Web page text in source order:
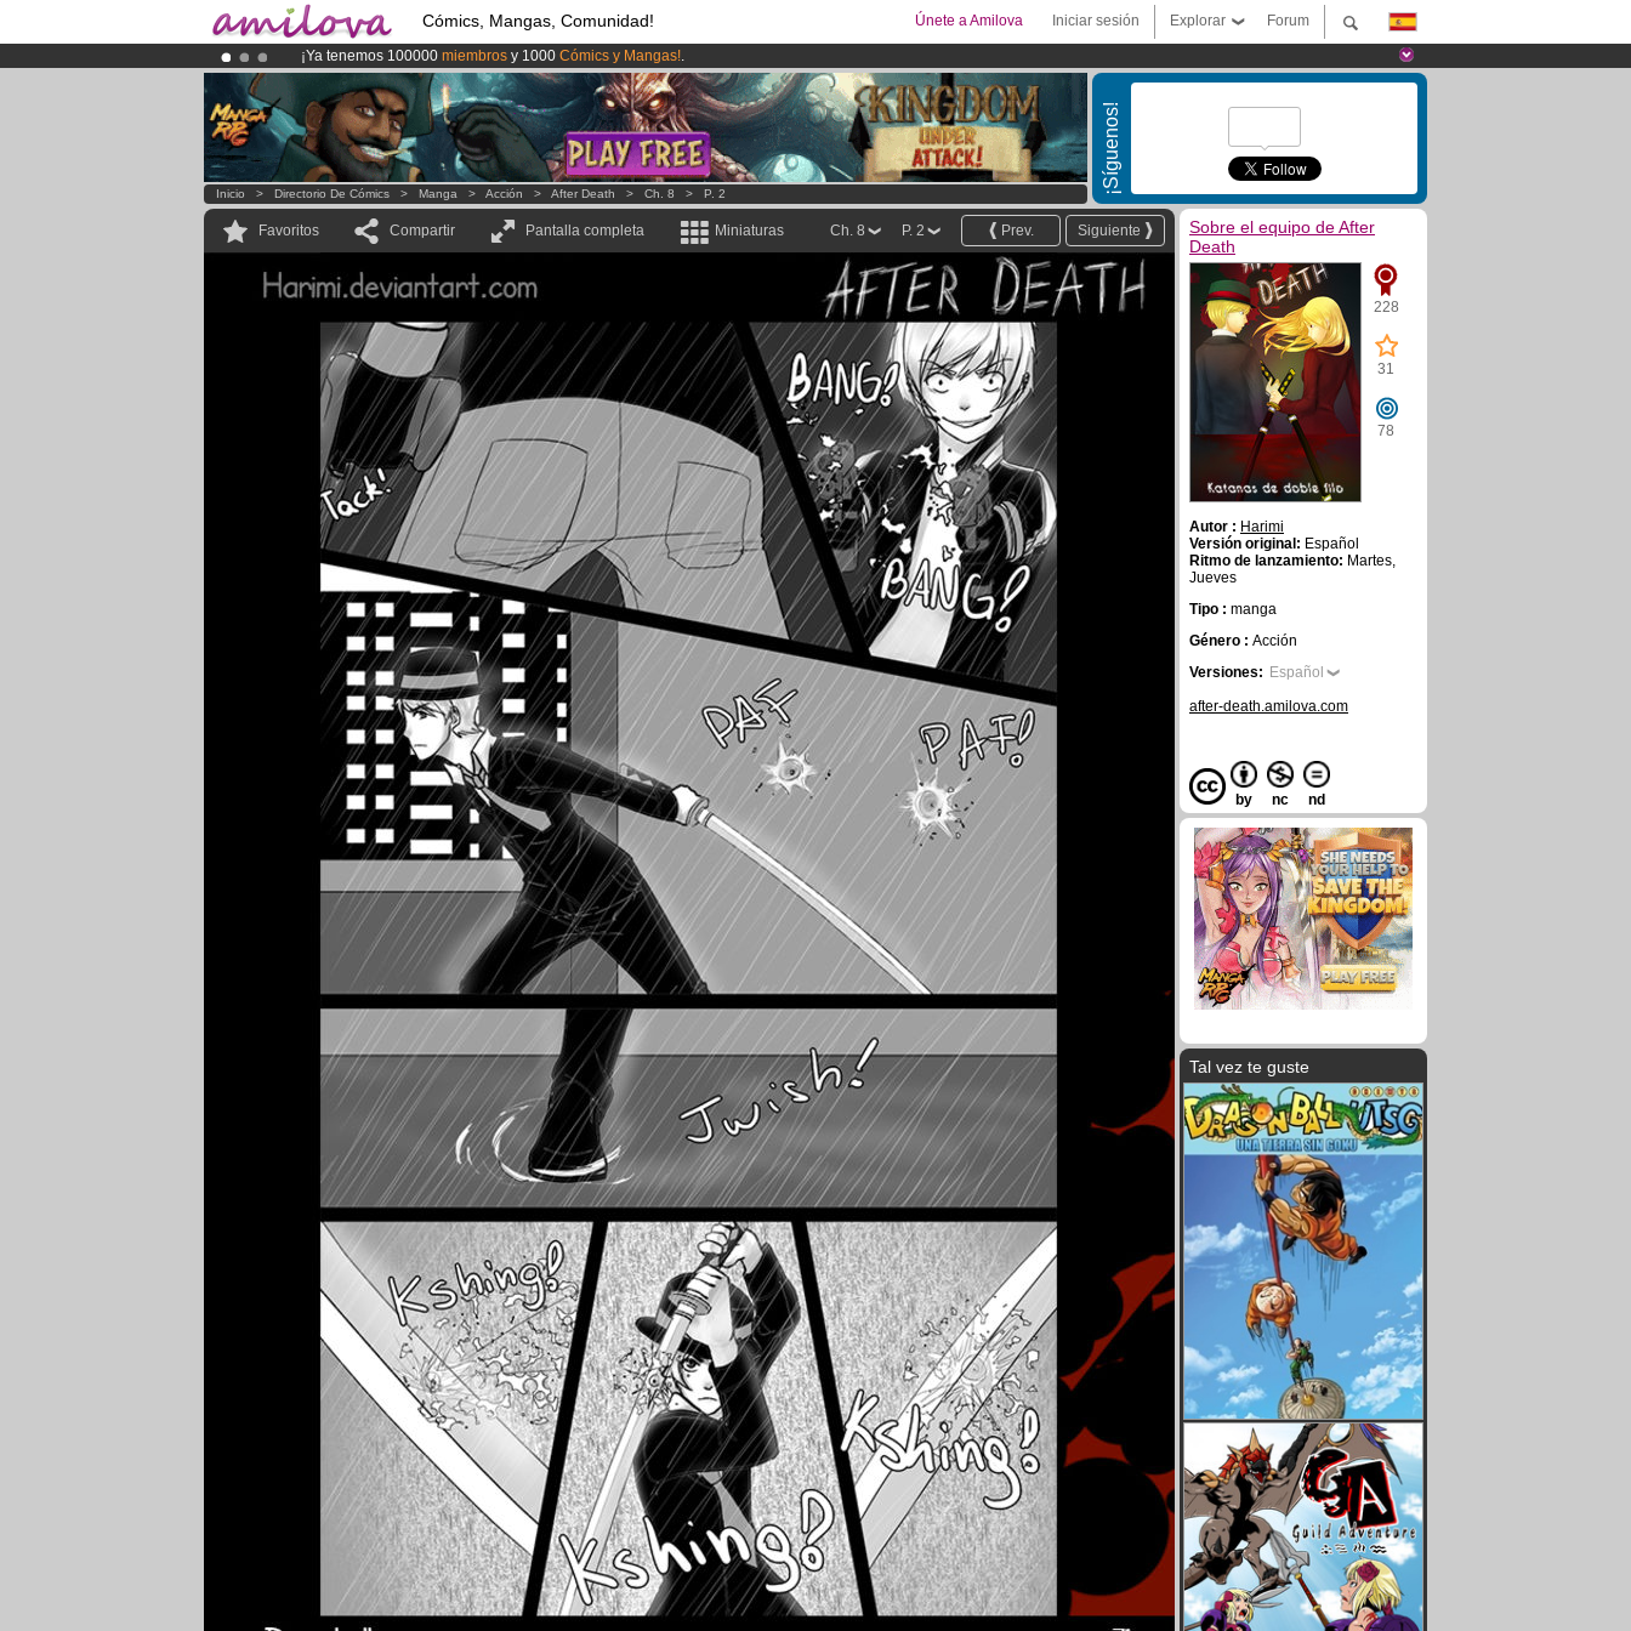
Cómics, Mangas, Comunidad! Forum
Explorar
Iniciar sesión
Únete a Amilova
¡Ya tenemos 100000 miembros y 1000 Cómics y Mangas!.
¡Conviertete en Premium por3.95 eurosal mes!Hazte Premium ya
El Kickstarter Amilova está desormado lanzado!.
¡Síguenos!
Inicio > Directorio De Cómics > Manga > Acción > After Death > Ch. 8 > P. 2
Favoritos Compartir Pantalla completa Miniaturas Siguiente
Prev.
P. 2
Ch. 8
Sobre el equipo de After
Death
228
31
78
Autor : Harimi
Versión original: Español
Ritmo de lanzamiento: Martes,
Jueves
Tipo : manga
Género : Acción
Versiones: Español
after-death.amilova.com
by nc nd
Tal vez te guste